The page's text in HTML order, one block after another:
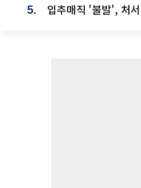
5. 입추매직 '불발', 처